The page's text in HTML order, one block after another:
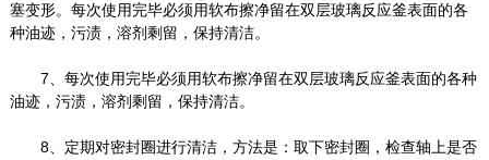
塞变形。每次使用完毕必须用软布擦净留在双层玻璃反应釜表面的各
种油迹，污渍，溶剂剩留，保持清洁。
7、每次使用完毕必须用软布擦净留在双层玻璃反应釜表面的各种
油迹，污渍，溶剂剩留，保持清洁。
8、定期对密封圈进行清洁，方法是：取下密封圈，检查轴上是否